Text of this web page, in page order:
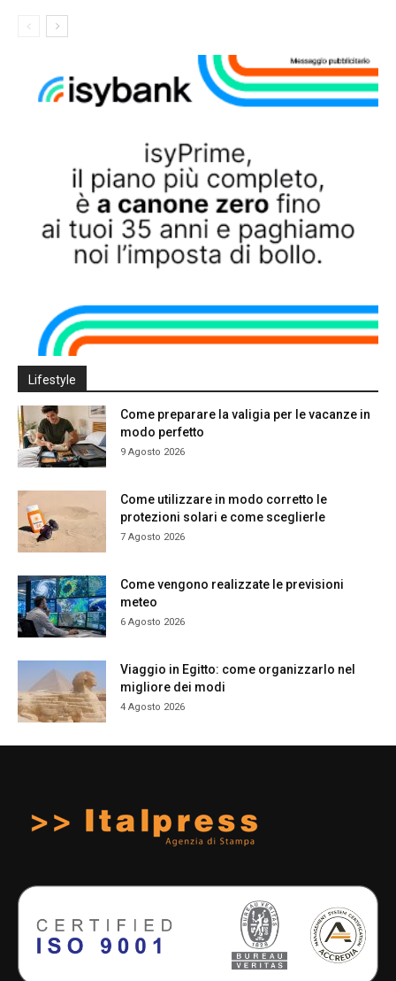
Lifestyle
Come preparare la valigia per le vacanze in
modo perfetto
9 Agosto 2026
Come utilizzare in modo corretto le
protezioni solari e come sceglierle
7 Agosto 2026
Come vengono realizzate le previsioni
meteo
6 Agosto 2026
Viaggio in Egitto: come organizzarlo nel
migliore dei modi
4 Agosto 2026